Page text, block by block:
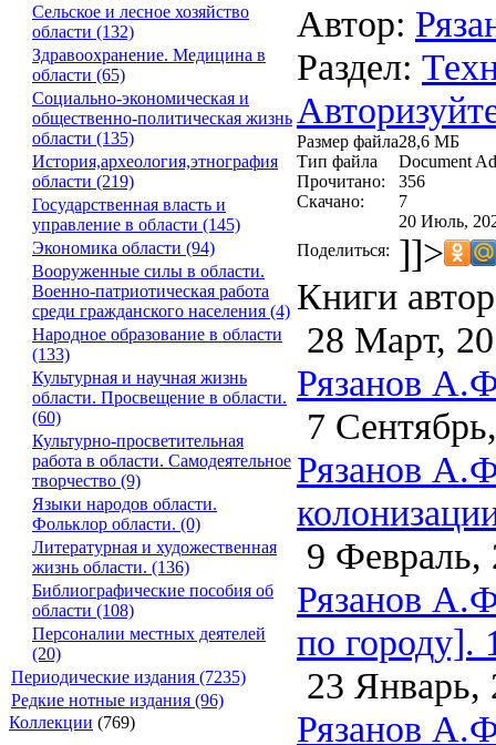
Сельское и лесное хозяйство
области (132)
Здравоохранение. Медицина в
области (65)
Социально-экономическая и
общественно-политическая жизнь
области (135)
История,археология,этнография
области (219)
Государственная власть и
управление в области (145)
Экономика области (94)
Вооруженные силы в области.
Военно-патриотическая работа
среди гражданского населения (4)
Народное образование в области
(133)
Культурная и научная жизнь
области. Просвещение в области.
(60)
Культурно-просветительная
работа в области. Самодеятельное
творчество (9)
Языки народов области.
Фольклор области. (0)
Литературная и художественная
жизнь области. (136)
Библиографические пособия об
области (108)
Персоналии местных деятелей
(20)
Периодические издания (7235)
Редкие нотные издания (96)
Коллекции (769)
Автор:
Раздел:
Размер файла28,6 МБ
Тип файла
Document
Прочитано:
356
Скачано:
7
20 Июль,
Поделиться: ]]>
Книги
28 Март,
Рязанов
7
Рязанов
9 Февраль,
Рязанов
по городу].
23 Январь,
Рязанов